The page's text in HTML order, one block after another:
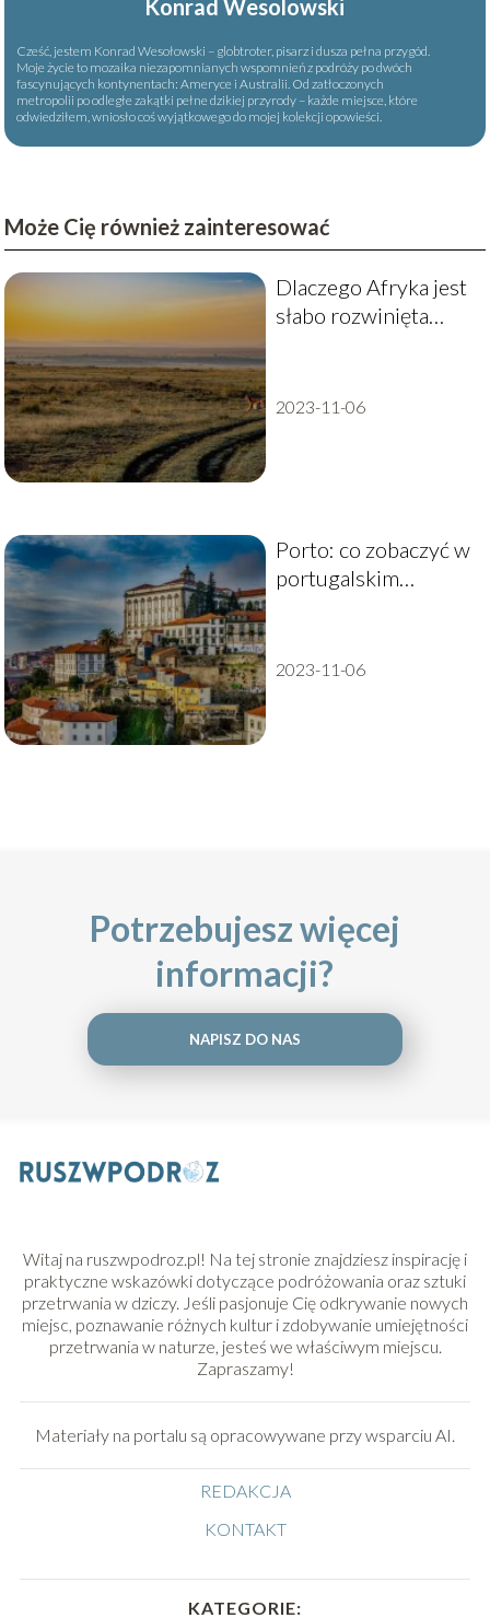
Konrad Wesolowski
Cześć, jestem Konrad Wesołowski – globtroter, pisarz i dusza pełna przygód.
Moje życie to mozaika niezapomnianych wspomnień z podróży po dwóch
fascynujących kontynentach: Ameryce i Australii. Od zatłoczonych
metropolii po odległe zakątki pełne dzikiej przyrody – każde miejsce, które
odwiedziłem, wniosło coś wyjątkowego do mojej kolekcji opowieści.
Może Cię również zainteresować
Dlaczego Afryka jest
słabo rozwinięta
2023-11-06
Porto: co zobaczyć w
portugalskim
2023-11-06
Potrzebujesz więcej
informacji?
NAPISZ DO NAS
Witaj na ruszwpodroz.pl! Na tej stronie znajdziesz inspirację i
praktyczne wskazówki dotyczące podróżowania oraz sztuki
przetrwania w dziczy. Jeśli pasjonuje Cię odkrywanie nowych
miejsc, poznawanie różnych kultur i zdobywanie umiejętności
przetrwania w naturze, jesteś we właściwym miejscu.
Zapraszamy!
Materiały na portalu są opracowywane przy wsparciu AI.
REDAKCJA
KONTAKT
KATEGORIE: